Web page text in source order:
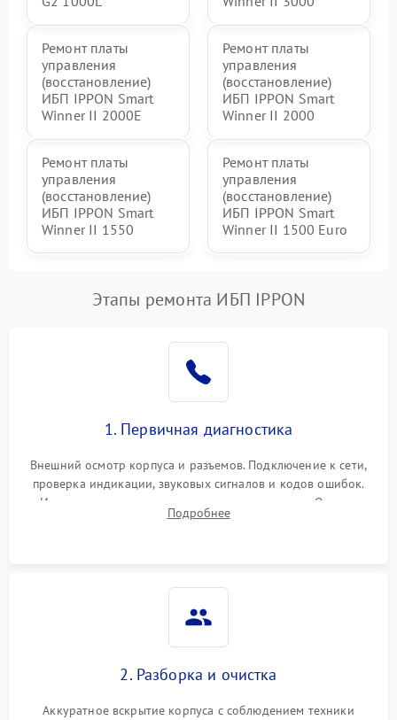
Ремонт платы
управления
(восстановление)
ИБП IPPON Smart
Winner II 2000E
Ремонт платы
управления
(восстановление)
ИБП IPPON Smart
Winner II 2000
Ремонт платы
управления
(восстановление)
ИБП IPPON Smart
Winner II 1550
Ремонт платы
управления
(восстановление)
ИБП IPPON Smart
Winner II 1500 Euro
Этапы ремонта ИБП IPPON
1. Первичная диагностика
Внешний осмотр корпуса и разъемов. Подключение к сети,
проверка индикации, звуковых сигналов и кодов ошибок.
Измерение входного и выходного напряжения. Оценка
реакции ИБП на отключение основного питания без
Подробнее
2. Разборка и очистка
Аккуратное вскрытие корпуса с соблюдением техники